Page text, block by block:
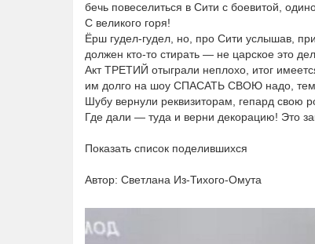
бечь повеселиться в Сити с боевитой,
С великого горя!
Ёрш гудел-гудел, но, про Сити услышав,
должен кто-то стирать — не царское это
Акт ТРЕТИЙ отыграли неплохо, итог
им долго на шоу СПАСАТЬ СВОЮ надо,
Шубу вернули реквизиторам, гепард
Где дали — туда и верни декорацию! Это
Показать список поделившихся
Автор: Светлана Из-Тихого-Омута